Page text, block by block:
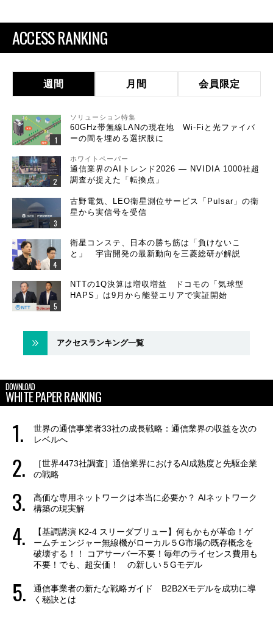
ACCESS RANKING
週間 月間 会員限定
ソリューション特集
60GHz帯無線LANの現在地 Wi-Fiと光ファイバ
ーの間を埋める選択肢に
ホワイトペーパー
通信業界のAIトレンド2026 ― NVIDIA 1000社超
調査が捉えた「転換点」
古野電気、LEO衛星測位サービス「Pulsar」の衛
星から実信号を受信
衛星コンステ、日本の勝ち筋は「負けないこ
と」 宇宙開発の最新動向を三菱総研が解説
NTTの1Q決算は増収増益 ドコモの「気球型
HAPS」は9月から能登エリアで実証開始
アクセスランキング一覧
DOWNLOAD
WHITE PAPER RANKING
世界の通信事業者33社の成長戦略：通信業界の収益を次の
レベルへ
［世界4473社調査］通信業界におけるAI成熟度と先駆企業
の戦略
高価な専用ネットワークは本当に必要か？ AIネットワーク
構築の現実解
【基調講演 K2-4 スリーダブリュー】何もかもが革命！ゲ
ームチェンジャー無線機がローカル５G市場の既存概念を
破壊する！！ コアサーバー不要！毎年のライセンス費用も
不要！でも、超安価！ の新しい５Gモデル
通信事業者の新たな戦略ガイド B2B2Xモデルを成功に導
く秘訣とは